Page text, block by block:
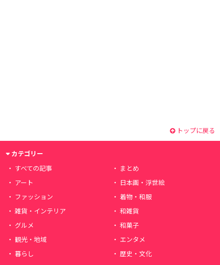
トップに戻る
カテゴリー
すべての記事
まとめ
アート
日本画・浮世絵
ファッション
着物・和服
雑貨・インテリア
和雑貨
グルメ
和菓子
観光・地域
エンタメ
暮らし
歴史・文化